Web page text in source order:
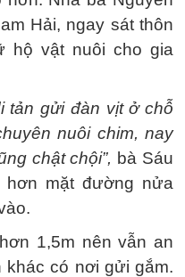
Hải, ngay sát thôn
hộ vật nuôi cho gia
tản gửi đàn vịt ở chỗ
nuôi chim, nay
chật chội”, bà Sáu
mặt đường nửa
1,5m nên vẫn an
khác có nơi gửi gắm.